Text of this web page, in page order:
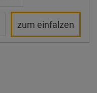
zum einfalzen